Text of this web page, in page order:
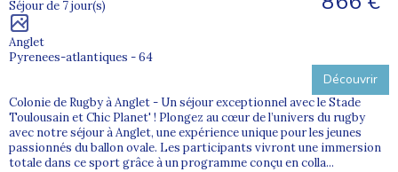
Séjour de 7 jour(s)
Anglet
Pyrenees-atlantiques - 64
Découvrir
Colonie de Rugby à Anglet - Un séjour exceptionnel avec le Stade
Toulousain et Chic Planet' ! Plongez au cœur de l’univers du rugby
avec notre séjour à Anglet, une expérience unique pour les jeunes
passionnés du ballon ovale. Les participants vivront une immersion
totale dans ce sport grâce à un programme conçu en colla...